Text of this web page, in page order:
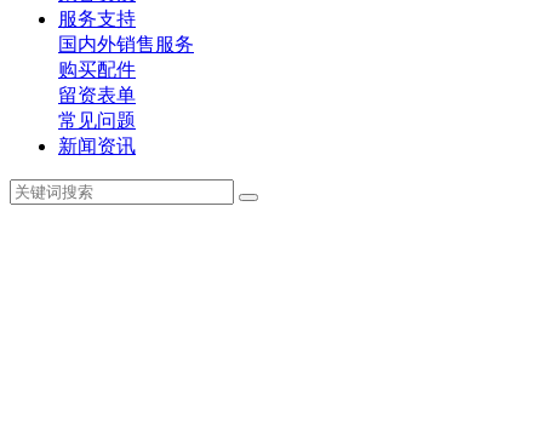
服务支持
国内外销售服务
购买配件
留资表单
常见问题
新闻资讯